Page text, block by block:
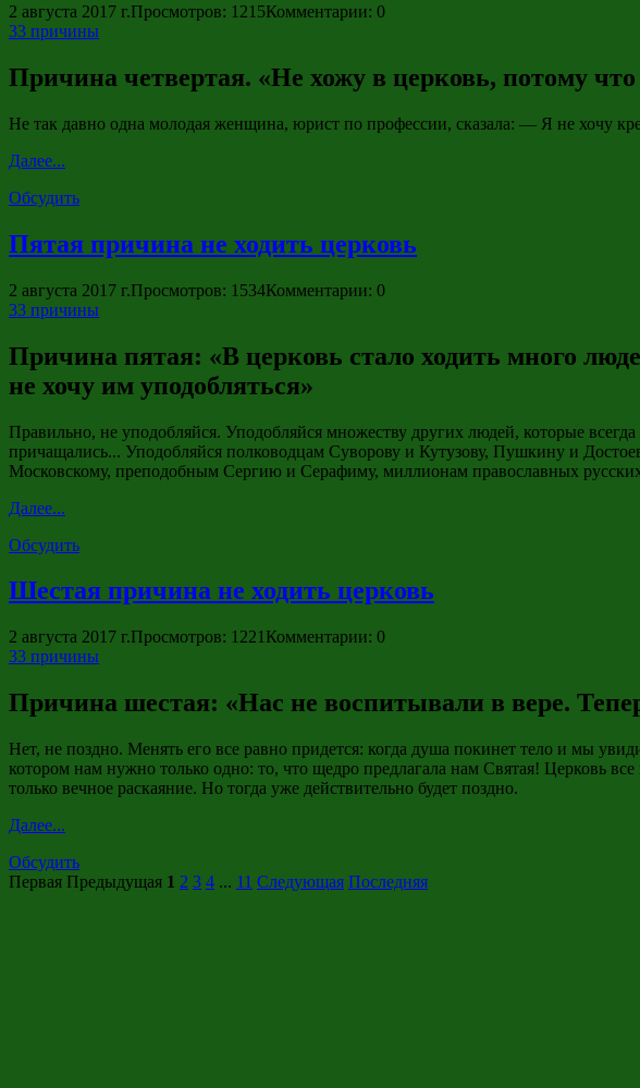
2 августа 2017 г.Просмотров: 1215Комментарии: 0
33 причины
Причина четвертая. «Не хожу в церковь, потому что
Не так давно одна молодая женщина, юрист по профессии, сказала: — Я не хочу
Далее...
Обсудить
Пятая причина не ходить церковь
2 августа 2017 г.Просмотров: 1534Комментарии: 0
33 причины
Причина пятая: «В церковь стало ходить много
не хочу им уподобляться»
Правильно, не уподобляйся. Уподобляйся множеству других людей, которые
причащались... Уподобляйся полководцам Суворову и Кутузову, Пушкину и
Московскому, преподобным Сергию и Серафиму, миллионам православных
Далее...
Обсудить
Шестая причина не ходить церковь
2 августа 2017 г.Просмотров: 1221 Комментарии: 0
33 причины
Причина шестая: «Нас не воспитывали в вере.
Нет, не поздно. Менять его все равно придется: когда душа покинет тело и мы
котором нам нужно только одно: то, что щедро предлагала нам Святая! Церковь
только вечное раскаяние. Но тогда уже действительно будет поздно.
Далее...
Обсудить
Первая Предыдущая 1 2 3 4 ... 11 Следующая Последняя